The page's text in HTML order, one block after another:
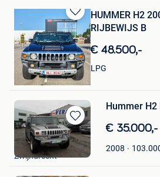
Bewaren
in
Mijn
Favorieten
HUMMER H2
RIJBEWIJS B
€ 48.500,-
LPG
mudassar
Brugge
Bewaren
in
Mijn
Favorieten
Hummer
€ 35.000,-
2008
VERACO NV.
Zwijndrecht